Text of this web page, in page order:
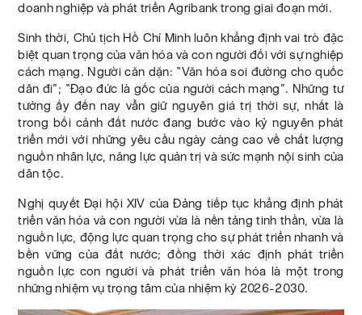
doanh nghiệp và phát triển Agribank trong giai đoạn mới.
Sinh thời, Chủ tịch Hồ Chí Minh luôn khẳng định vai trò đặc
biệt quan trọng của văn hóa và con người đối với sự nghiệp
cách mạng. Người căn dặn: “Văn hóa soi đường cho quốc
dân đi”; “Đạo đức là gốc của người cách mạng”. Những tư
tưởng ấy đến nay vẫn giữ nguyên giá trị thời sự, nhất là
trong bối cảnh đất nước đang bước vào kỷ nguyên phát
triển mới với những yêu cầu ngày càng cao về chất lượng
nguồn nhân lực, năng lực quản trị và sức mạnh nội sinh của
dân tộc.
Nghị quyết Đại hội XIV của Đảng tiếp tục khẳng định phát
triển văn hóa và con người vừa là nền tảng tinh thần, vừa là
nguồn lực, động lực quan trọng cho sự phát triển nhanh và
bền vững của đất nước; đồng thời xác định phát triển
nguồn lực con người và phát triển văn hóa là một trong
những nhiệm vụ trọng tâm của nhiệm kỳ 2026-2030.